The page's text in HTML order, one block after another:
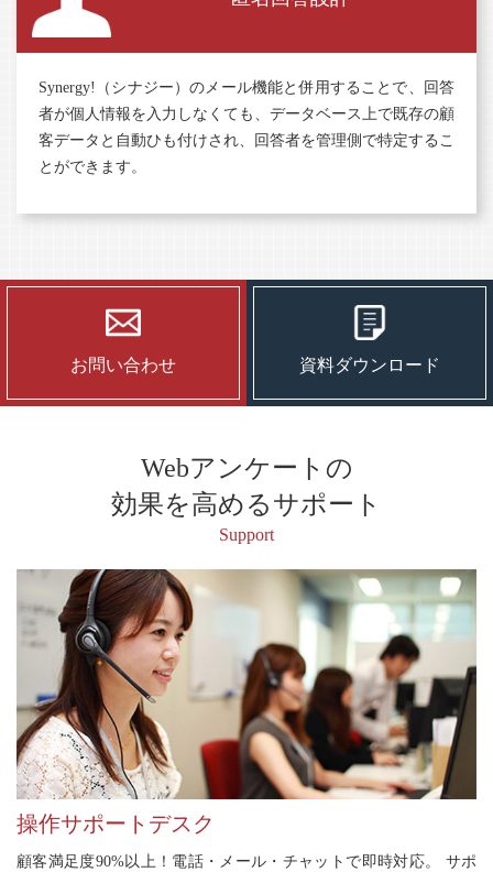
Synergy!（シナジー）のメール機能と併用することで、回答
者が個人情報を入力しなくても、データベース上で既存の顧
客データと自動ひも付けされ、回答者を管理側で特定するこ
とができます。
お問い合わせ 資料ダウンロード
Webアンケートの
効果を高めるサポート
Support
操作サポートデスク
顧客満足度90%以上！電話・メール・チャットで即時対応。
サポ